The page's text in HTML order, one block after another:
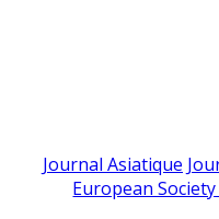
Journal Asiatique
European